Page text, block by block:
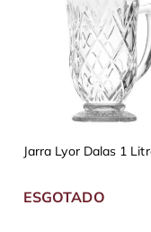
Jarra Lyor Dalas 1
ESGOTADO